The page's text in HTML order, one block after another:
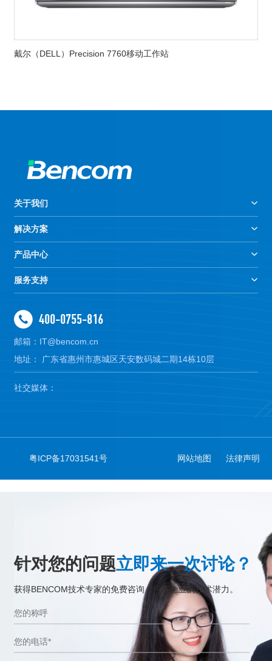
戴尔（DELL）Precision 7760移动工作站
关于我们
解决方案
产品中心
服务支持
400-0755-816
邮箱：IT@bencom.cn
地址： 广东省惠州市惠城区天安数码城二期14栋10层
社交媒体：
粤ICP备17031541号 网站地图 法律声明
针对您的问题立即来一次讨论？
获得BENCOM技术专家的免费咨询，挖掘企业的技术潜力。